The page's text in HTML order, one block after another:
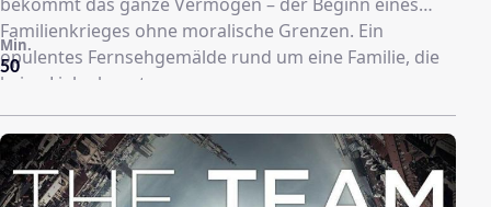
Familienkrieges ohne moralische Grenzen. Ein
opulentes Fernsehgemälde rund um eine Familie, die
keine Liebe kennt.
50
Min.